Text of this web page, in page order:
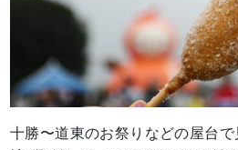
十勝〜道東のお祭りなどの屋台